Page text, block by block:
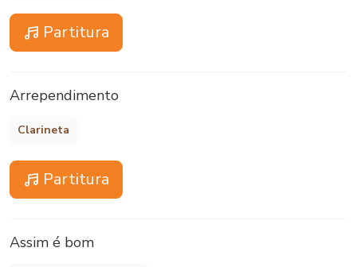
Partitura
Arrependimento
Clarineta
Partitura
Assim é bom